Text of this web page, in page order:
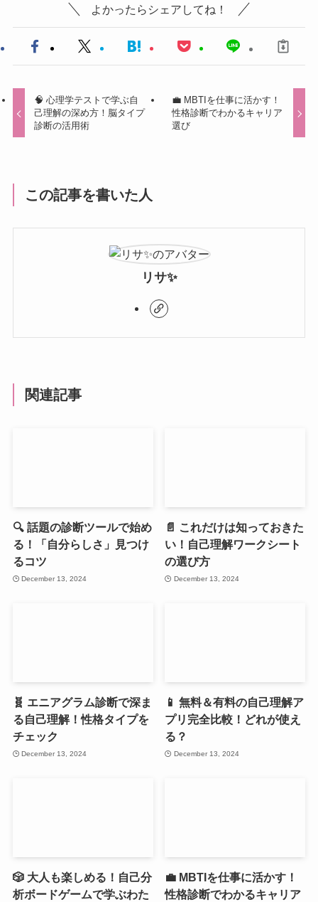
よかったらシェアしてね！
🧠 心理学テストで学ぶ自
己理解の深め方！脳タイプ
診断の活用術
💼 MBTIを仕事に活かす！
性格診断でわかるキャリア
選び
この記事を書いた人
リサ✨
関連記事
🔍 話題の診断ツールで始め
る！「自分らしさ」見つけ
るコツ
December 13, 2024
📄 これだけは知っておきた
い！自己理解ワークシート
の選び方
December 13, 2024
🧬 エニアグラム診断で深ま
る自己理解！性格タイプを
チェック
December 13, 2024
📱 無料＆有料の自己理解ア
プリ完全比較！どれが使え
る？
December 13, 2024
🎲 大人も楽しめる！自己分
析ボードゲームで学ぶわた
💼 MBTIを仕事に活かす！
性格診断でわかるキャリア